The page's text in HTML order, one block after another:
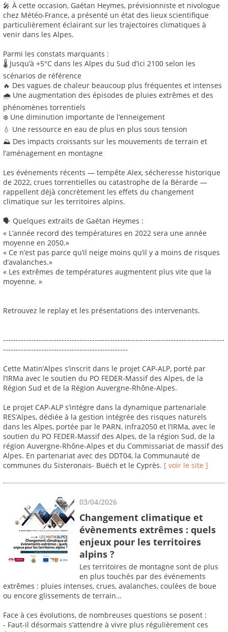
🎤 À cette occasion, Gaétan Heymes, prévisionniste et nivologue
chez Météo-France, a présenté un état des lieux scientifique
particulièrement éclairant sur les trajectoires climatiques à
venir dans les Alpes.
Parmi les constats marquants :
🌡️ Jusqu’à +5°C dans les Alpes du Sud d’ici 2100 selon les
scénarios de référence
🔥 Des vagues de chaleur beaucoup plus fréquentes et intenses
🌧️ Une augmentation des épisodes de pluies extrêmes et des
phénomènes torrentiels
❄️ Une diminution importante de l’enneigement
💧 Une ressource en eau de plus en plus sous tension
⛰️ Des impacts croissants sur les mouvements de terrain et
l’aménagement en montagne
Les événements récents — tempête Alex, sécheresse historique
de 2022, crues torrentielles ou catastrophe de la Bérarde —
rappellent déjà concrètement les effets du changement
climatique sur les territoires alpins.
🗣️ Quelques extraits de Gaétan Heymes :
« L’année record des températures en 2022 sera une année
moyenne en 2050.»
« Ce n’est pas parce qu’il neige moins qu’il y a moins de risques
d’avalanches.»
« Les extrêmes de températures augmentent plus vite que la
moyenne. »
Retrouvez le replay et les présentations des intervenants.
---------------------------------------------------------------------------------------
-------------------------------------------------
Cette Matin’Alpes s’inscrit dans le projet CAP-ALP, porté par
l’IRMa avec le soutien du PO FEDER-Massif des Alpes, de la
Région Sud et de la Région Auvergne-Rhône-Alpes.
Le projet CAP-ALP s’intègre dans la dynamique partenariale
RES’Alpes, dédiée à la gestion intégrée des risques naturels
dans les Alpes, portée par le PARN, infra2050 et l’IRMa, avec le
soutien du PO FEDER-Massif des Alpes, de la région Sud, de la
région Auvergne-Rhône-Alpes et du Commissariat de massif des
Alpes. En partenariat avec des DDT04, la Communauté de
communes du Sisteronais- Buëch et le Cyprès. [ voir le site ]
03/04/2026
Changement climatique et
évènements extrêmes : quels
enjeux pour les territoires
alpins ?
Les territoires de montagne sont de plus
en plus touchés par des événements
extrêmes : pluies intenses, crues, avalanches, coulées de boue
ou encore glissements de terrain…
Face à ces évolutions, de nombreuses questions se posent :
- Faut-il désormais s’attendre à vivre plus régulièrement ces